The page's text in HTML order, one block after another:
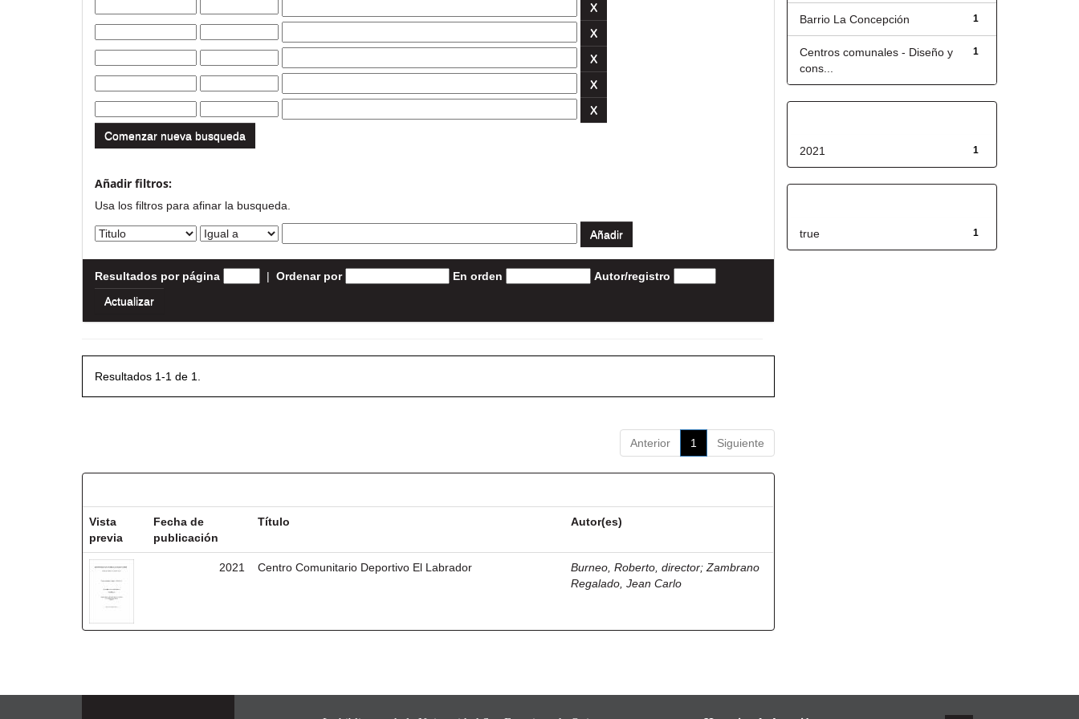
Comenzar nueva busqueda
Añadir filtros:
Usa los filtros para afinar la busqueda.
Resultados por página | Ordenar por En orden Autor/registro
Resultados 1-1 de 1.
Anterior 1 Siguiente
Vista
previa
Fecha de
publicación
Título Autor(es)
2021 Centro Comunitario Deportivo El Labrador Burneo, Roberto, director;Zambrano
Regalado, Jean Carlo
1
Barrio La Concepción
1
Centros comunales - Diseño y
cons...
1
2021
1
true